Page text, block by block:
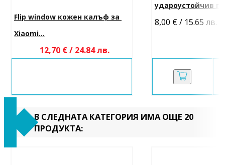
Flip window кожен калъф за
Xiaomi...
12,70 € / 24.84 лв.
удароустойчив
8,00 € / 15.65 лв.
В СЛЕДНАТА КАТЕГОРИЯ ИМА ОЩЕ 20
ПРОДУКТА: